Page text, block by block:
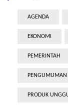
AGENDA
EKONOMI
PEMERINTAH
PENGUMUMAN
PRODUK